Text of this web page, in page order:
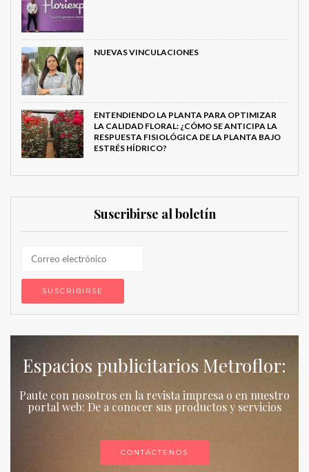
NUEVAS VINCULACIONES
ENTENDIENDO LA PLANTA PARA OPTIMIZAR
LA CALIDAD FLORAL: ¿CÓMO SE ANTICIPA LA
RESPUESTA FISIOLÓGICA DE LA PLANTA BAJO
ESTRÉS HÍDRICO?
Suscribirse al boletín
Espacios publicitarios Metroflor:
Paute con nosotros en la revista impresa o en nuestro
portal web: De a conocer sus productos y servicios
CONTÁCTENOS